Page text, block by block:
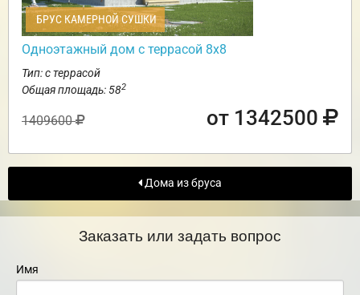
БРУС КАМЕРНОЙ СУШКИ
Одноэтажный дом с террасой 8х8
Тип: с террасой
Общая площадь: 582
1409600 от 1342500
Дома из бруса
Заказать или задать вопрос
Имя